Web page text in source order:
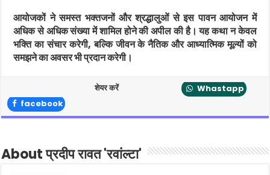
आयोजकों ने समस्त भक्तजनों और श्रद्धालुओं से इस पावन आयोजन में
अधिक से अधिक संख्या में शामिल होने की अपील की है। यह कथा न केवल
भक्ति का संचार करेगी, बल्कि जीवन के नैतिक और आध्यात्मिक मूल्यों को
समझने का अवसर भी प्रदान करेगी।
शेयर करें
Whastapp
facebook
About प्रदीप रावत 'रवांल्टा'